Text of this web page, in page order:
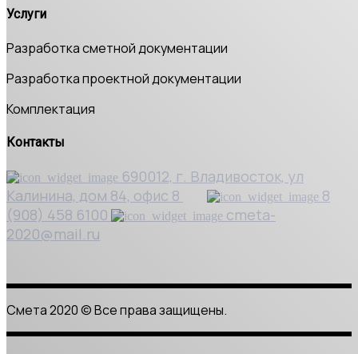
Услуги
Разработка сметной документации
Разработка проектной документации
Комплектация
Контакты
690012, г. Владивосток, ул
Калинина, дом 84, офис 8
8
(908) 458 6100
cmeta-
2020@mail.ru
Смета 2020 © Все права защищены.